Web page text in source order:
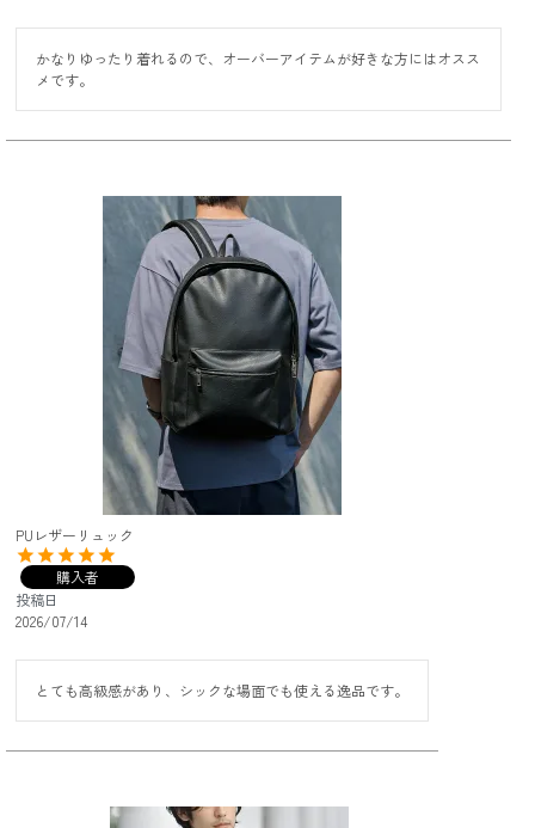
かなりゆったり着れるので、オーバーアイテムが好きな方にはオスス
メです。
PUレザーリュック
購入者
投稿日
2026/07/14
とても高級感があり、シックな場面でも使える逸品です。